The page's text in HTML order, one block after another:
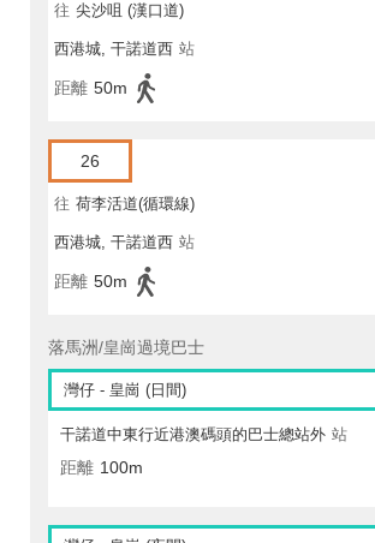
往 尖沙咀 (漢口道)
西港城, 干諾道西 站
距離 50m
26
往 荷李活道(循環線)
西港城, 干諾道西 站
距離 50m
落馬洲/皇崗過境巴士
灣仔 - 皇崗 (日間)
干諾道中東行近港澳碼頭的巴士總站外 站
距離 100m